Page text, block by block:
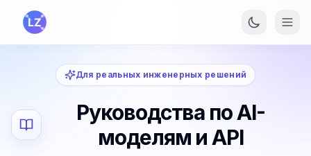
Перейти к основному содержанию
Для реальных инженерных решений
Руководства по AI-
моделям и API